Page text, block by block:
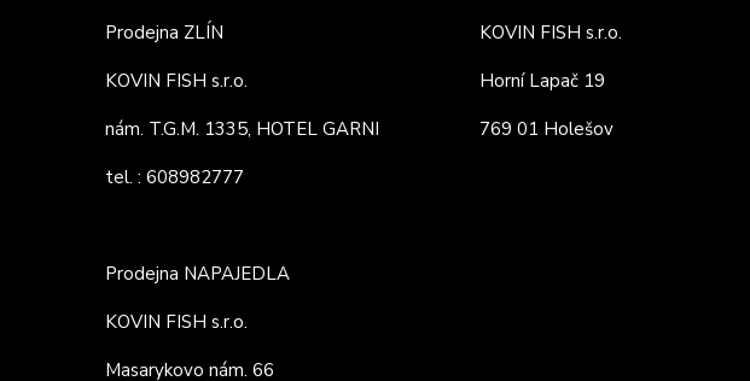
Prodejna ZLÍN
KOVIN FISH s.r.o.
nám. T.G.M. 1335, HOTEL GARNI
tel. : 608982777
Prodejna NAPAJEDLA
KOVIN FISH s.r.o.
Masarykovo nám. 66
KOVIN FISH s.r.o.
Horní Lapač 19
769 01 Holešov